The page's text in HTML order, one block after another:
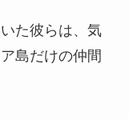
た彼らは、気
島だけの仲間